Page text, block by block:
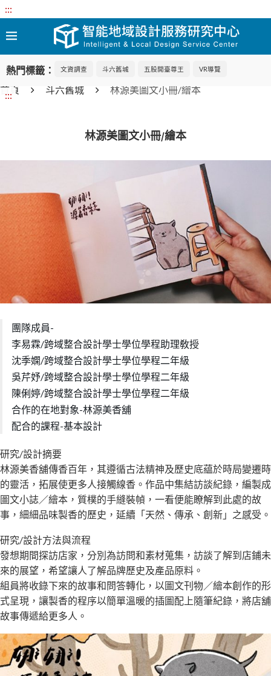
:::
熱門標籤： 文資調查 斗六舊城 五股開臺尊王 VR導覽
:::
首頁 斗六舊城 林源美圖文小冊/繪本
林源美圖文小冊/繪本
團隊成員-
李易霖/跨域整合設計學士學位學程助理敎授
沈季嫻/跨域整合設計學士學位學程二年級
吳芹妤/跨域整合設計學士學位學程二年級
陳俐婷/跨域整合設計學士學位學程二年級
合作的在地對象-林源美香舖
配合的課程-基本設計
研究/設計摘要
林源美香舖傳香百年，其遵循古法精神及歷史底藴於時局變遷時
的靈活，拓展使更多人接觸線香。作品中集結訪談紀錄，編製成
圖文小誌／繪本，質樸的手縫裝幀，一看便能瞭解到此處的故
事，細細品味製香的歷史，延續「天然、傳承、創新」之感受。
研究/設計方法與流程
發想期間探訪店家，分別為訪問和素材蒐集，訪談了解到店鋪未
來的展望，希望讓人了解品牌歷史及產品原料。
組員將收錄下來的故事和問答轉化，以圖文刊物／繪本創作的形
式呈現，讓製香的程序以簡單溫暖的插圖配上隨筆紀錄，將店舖
故事傳遞給更多人。